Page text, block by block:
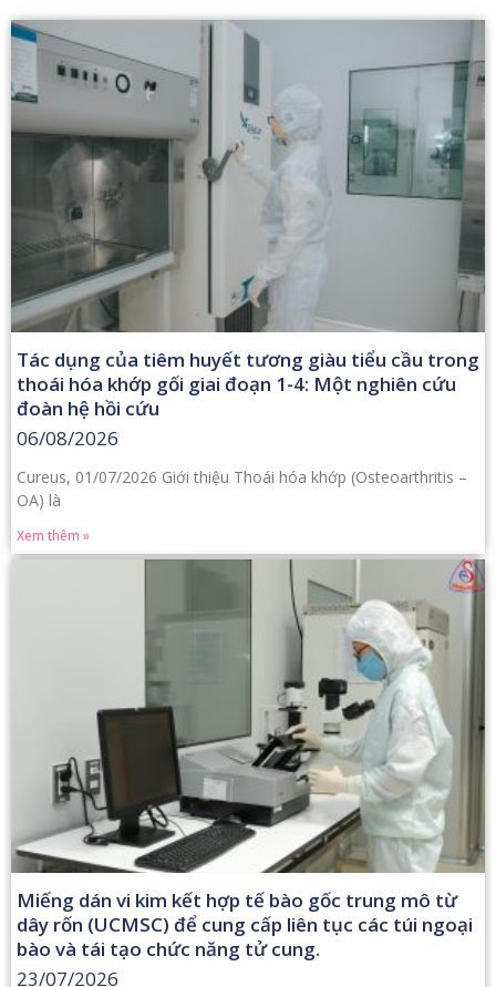
Tác dụng của tiêm huyết tương giàu tiểu cầu trong
thoái hóa khớp gối giai đoạn 1-4: Một nghiên cứu
đoàn hệ hồi cứu
06/08/2026
Cureus, 01/07/2026 Giới thiệu Thoái hóa khớp (Osteoarthritis –
OA) là
Xem thêm »
Miếng dán vi kim kết hợp tế bào gốc trung mô từ
dây rốn (UCMSC) để cung cấp liên tục các túi ngoại
bào và tái tạo chức năng tử cung.
23/07/2026